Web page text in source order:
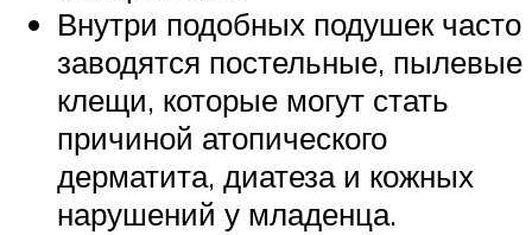
Внутри подобных подушек часто
заводятся постельные, пылевые
клещи, которые могут стать
причиной атопического
дерматита, диатеза и кожных
нарушений у младенца.